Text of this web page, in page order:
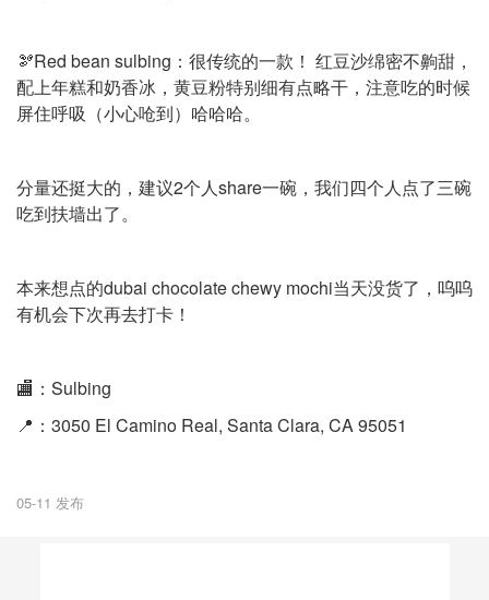
🫘Red bean sulbing：很传统的一款！ 红豆沙绵密不齁甜，
配上年糕和奶香冰，黄豆粉特别细有点略干，注意吃的时候
屏住呼吸（小心呛到）哈哈哈。
分量还挺大的，建议2个人share一碗，我们四个人点了三碗
吃到扶墙出了。
本来想点的dubai chocolate chewy mochi当天没货了，呜呜
有机会下次再去打卡！
🏬：Sulbing
📍：3050 El Camino Real, Santa Clara, CA 95051
05-11 发布